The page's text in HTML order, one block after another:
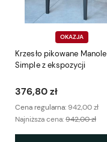
OKAZJA
Krzesło pikowane Manole
Simple z ekspozycji
376,80 zł
Cena regularna:942,00 zł
Najniższa cena:942,00 zł